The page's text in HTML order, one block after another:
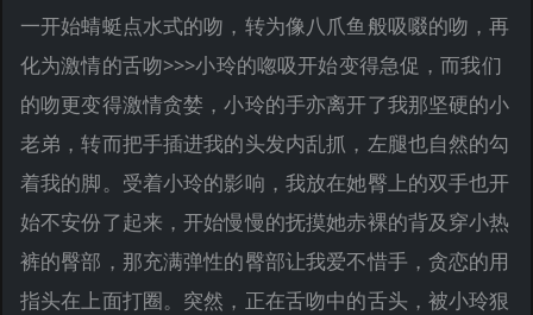
一开始蜻蜓点水式的吻，转为像八爪鱼般吸啜的吻，再
化为激情的舌吻>>>小玲的唿吸开始变得急促，而我们
的吻更变得激情贪婪，小玲的手亦离开了我那坚硬的小
老弟，转而把手插进我的头发内乱抓，左腿也自然的勾
着我的脚。受着小玲的影响，我放在她臀上的双手也开
始不安份了起来，开始慢慢的抚摸她赤裸的背及穿小热
裤的臀部，那充满弹性的臀部让我爱不惜手，贪恋的用
指头在上面打圈。突然，正在舌吻中的舌头，被小玲狠